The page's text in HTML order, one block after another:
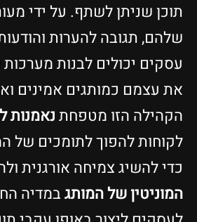
תוכן שניתן לשתף. על ידי
שלהם, תגובה להערות
עסקים יכולים לבנות
את עצמם כמותגים אמינים
הקהילה הזו מטפחתנאמנות
לקוחות להפוך לתומכים של
כדי להשיג צמיחה אורגנית
המוניטין של המותגבמדיה